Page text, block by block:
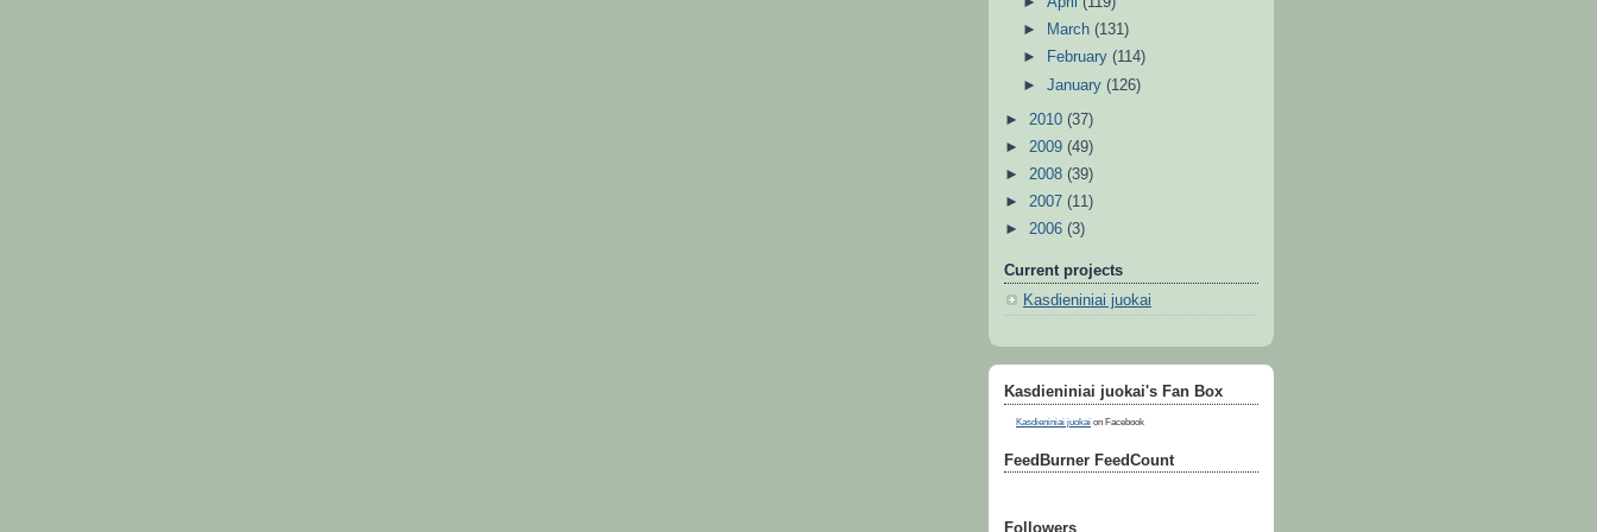
►
March(131)
►
February(114)
►January(126)
► 2010 (37)
► 2009 (49)
► 2008 (39)
► 2007 (11)
► 2006 (3)
Current projects
Kasdieniniai juokai
Kasdieniniai juokai's Fan Box
Kasdieniniai juokai on Facebook
FeedBurner FeedCount
Followers